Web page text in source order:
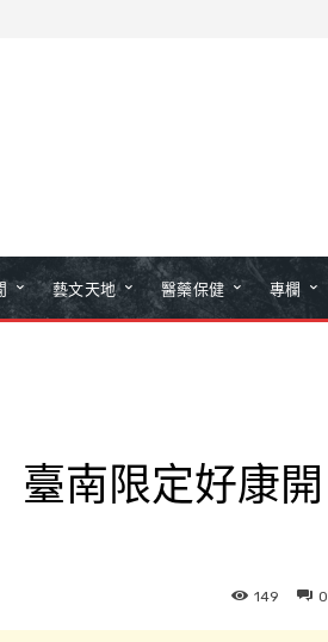
藝文天地 醫藥保健 專欄
臺南限定好康開
0
149